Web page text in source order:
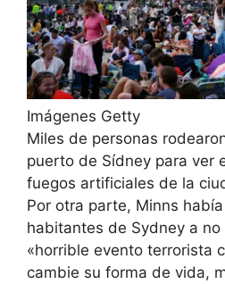
Imágenes Getty
Miles de personas
puerto de Sídney para ver
fuegos artificiales de la
Por otra parte, Minns
habitantes de Sydney a no
«horrible evento terrorista
cambie su forma de vida,